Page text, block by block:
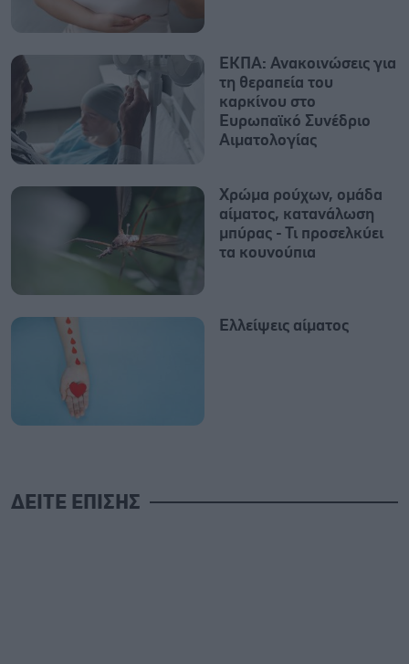
ΕΚΠΑ: Ανακοινώσεις για
τη θεραπεία του
καρκίνου στο
Ευρωπαϊκό Συνέδριο
Αιματολογίας
Χρώμα ρούχων, ομάδα
αίματος, κατανάλωση
μπύρας - Τι προσελκύει
τα κουνούπια
Ελλείψεις αίματος
ΔΕΙΤΕ ΕΠΙΣΗΣ